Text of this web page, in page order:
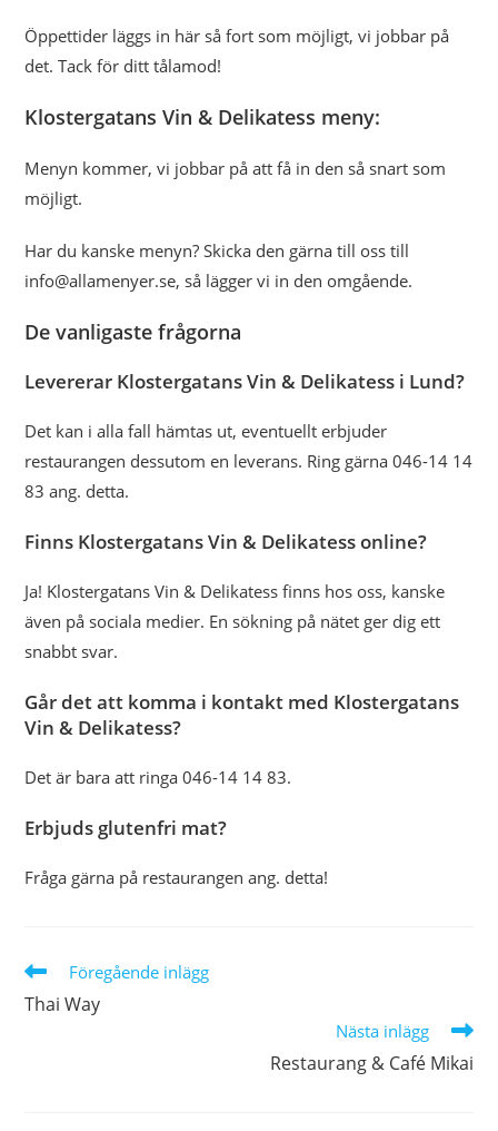
Öppettider läggs in här så fort som möjligt, vi jobbar på
det. Tack för ditt tålamod!
Klostergatans Vin & Delikatess meny:
Menyn kommer, vi jobbar på att få in den så snart som
möjligt.
Har du kanske menyn? Skicka den gärna till oss till
info@allamenyer.se, så lägger vi in den omgående.
De vanligaste frågorna
Levererar Klostergatans Vin & Delikatess i Lund?
Det kan i alla fall hämtas ut, eventuellt erbjuder
restaurangen dessutom en leverans. Ring gärna 046-14 14
83 ang. detta.
Finns Klostergatans Vin & Delikatess online?
Ja! Klostergatans Vin & Delikatess finns hos oss, kanske
även på sociala medier. En sökning på nätet ger dig ett
snabbt svar.
Går det att komma i kontakt med Klostergatans
Vin & Delikatess?
Det är bara att ringa 046-14 14 83.
Erbjuds glutenfri mat?
Fråga gärna på restaurangen ang. detta!
Läs
fler
artiklar
Föregående inlägg
Thai Way
Nästa inlägg
Restaurang & Café Mikai